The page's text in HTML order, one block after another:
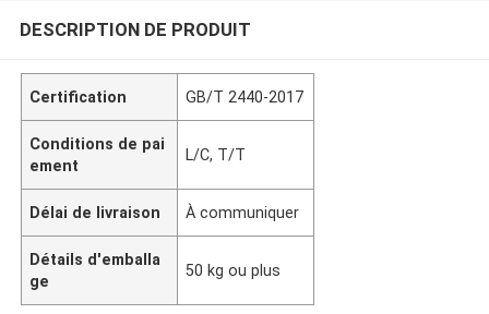
DESCRIPTION DE PRODUIT
Certification GB/T 2440-2017
Conditions de pai
ement
L/C, T/T
Délai de livraison À communiquer
Détails d'emballa
ge
50 kg ou plus